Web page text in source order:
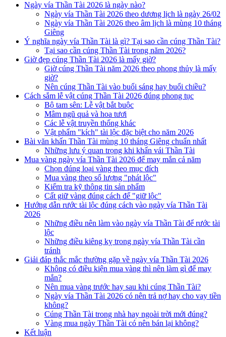
Ngày vía Thần Tài 2026 là ngày nào?
Ngày vía Thần Tài 2026 theo dương lịch là ngày 26/02
Ngày vía Thần Tài 2026 theo âm lịch là mùng 10 tháng
Giêng
Ý nghĩa ngày vía Thần Tài là gì? Tại sao cần cúng Thần Tài?
Tại sao cần cúng Thần Tài trong năm 2026?
Giờ đẹp cúng Thần Tài 2026 là mấy giờ?
Giờ cúng Thần Tài năm 2026 theo phong thủy là mấy
giờ?
Nên cúng Thần Tài vào buổi sáng hay buổi chiều?
Cách sắm lễ vật cúng Thần Tài 2026 đúng phong tục
Bộ tam sên: Lễ vật bắt buộc
Mâm ngũ quả và hoa tươi
Các lễ vật truyền thống khác
Vật phẩm "kích" tài lộc đặc biệt cho năm 2026
Bài văn khấn Thần Tài mùng 10 tháng Giêng chuẩn nhất
Những lưu ý quan trọng khi khấn vái Thần Tài
Mua vàng ngày vía Thần Tài 2026 để may mắn cả năm
Chọn đúng loại vàng theo mục đích
Mua vàng theo số lượng "phát lộc"
Kiểm tra kỹ thông tin sản phẩm
Cất giữ vàng đúng cách để "giữ lộc"
Hướng dẫn rước tài lộc đúng cách vào ngày vía Thần Tài
2026
Những điều nên làm vào ngày vía Thần Tài để rước tài
lộc
Những điều kiêng kỵ trong ngày vía Thần Tài cần
tránh
Giải đáp thắc mắc thường gặp về ngày vía Thần Tài 2026
Không có điều kiện mua vàng thì nên làm gì để may
mắn?
Nên mua vàng trước hay sau khi cúng Thần Tài?
Ngày vía Thần Tài 2026 có nên trả nợ hay cho vay tiền
không?
Cúng Thần Tài trong nhà hay ngoài trời mới đúng?
Vàng mua ngày Thần Tài có nên bán lại không?
Kết luận